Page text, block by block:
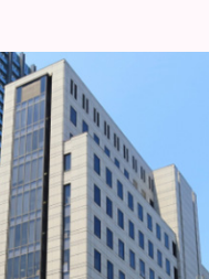
高中課程
短期大學
大學
研究所
商業日文課程